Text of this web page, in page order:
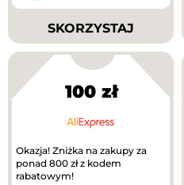
SKORZYSTAJ
100 zł
Okazja! Zniżka na zakupy za
ponad 800 zł z kodem
rabatowym!